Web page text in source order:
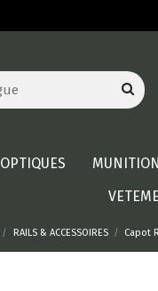
OPTIQUES
RAILS & ACCESSOIRES Capot